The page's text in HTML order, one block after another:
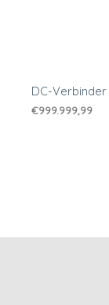
DC-Verbinder
€999.999,99